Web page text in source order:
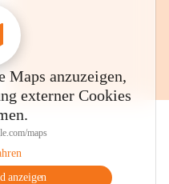
Maps anzuzeigen,
externer Cookies
maps
anzeigen